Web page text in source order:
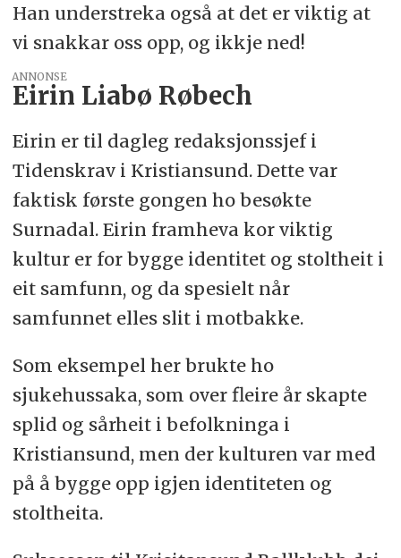
Han understreka også at det er viktig at
vi snakkar oss opp, og ikkje ned!
ANNONSE
Eirin Liabø Røbech
Eirin er til dagleg redaksjonssjef i
Tidenskrav i Kristiansund. Dette var
faktisk første gongen ho besøkte
Surnadal. Eirin framheva kor viktig
kultur er for bygge identitet og stoltheit i
eit samfunn, og da spesielt når
samfunnet elles slit i motbakke.
Som eksempel her brukte ho
sjukehussaka, som over fleire år skapte
splid og sårheit i befolkninga i
Kristiansund, men der kulturen var med
på å bygge opp igjen identiteten og
stoltheita.